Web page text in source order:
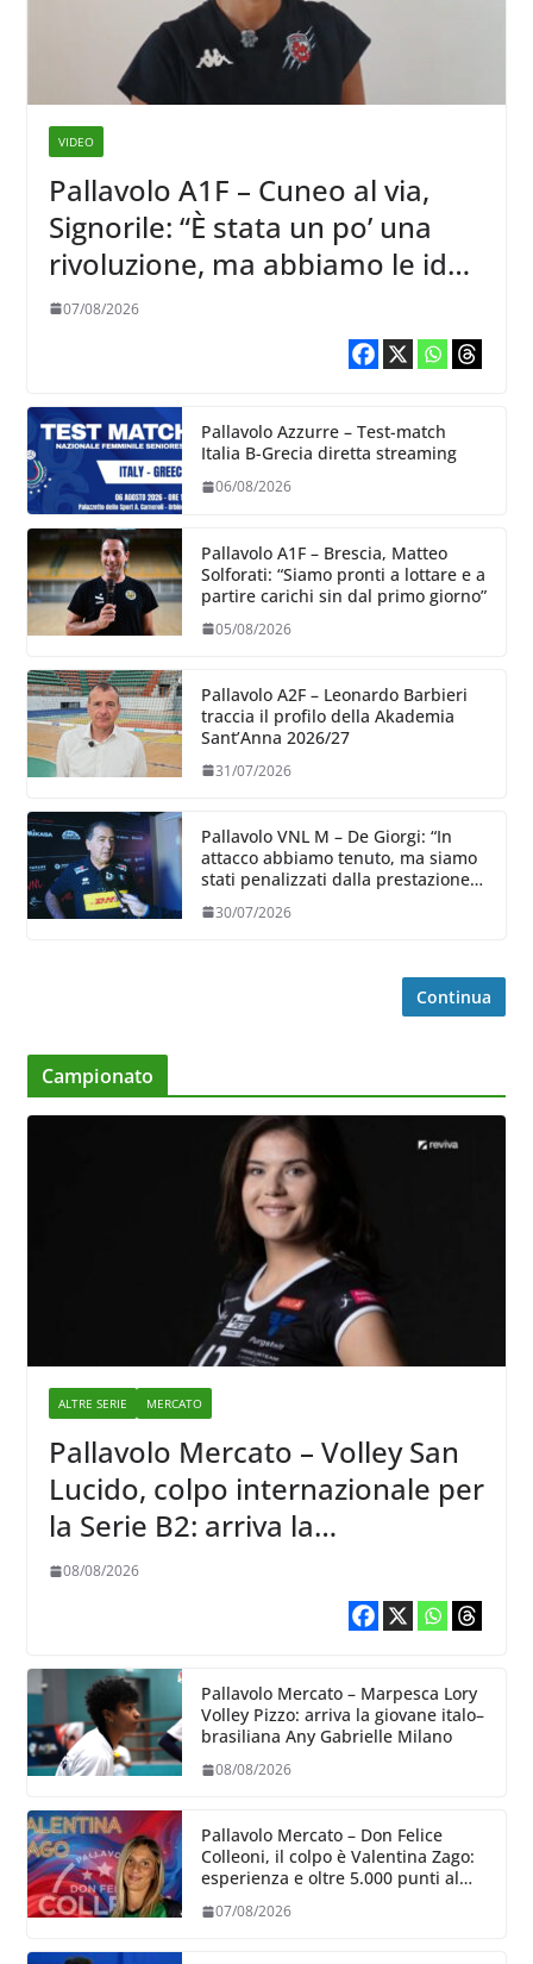
VIDEO
Pallavolo A1F – Cuneo al via,
Signorile: “È stata un po’ una
rivoluzione, ma abbiamo le idee
chiare siu cosa vogliamo fare”
07/08/2026
Pallavolo Azzurre – Test-match
Italia B-Grecia diretta streaming
06/08/2026
Pallavolo A1F – Brescia, Matteo
Solforati: “Siamo pronti a lottare e a
partire carichi sin dal primo giorno”
05/08/2026
Pallavolo A2F – Leonardo Barbieri
traccia il profilo della Akademia
Sant’Anna 2026/27
31/07/2026
Pallavolo VNL M – De Giorgi: “In
attacco abbiamo tenuto, ma siamo
stati penalizzati dalla prestazione
30/07/2026
Continua
Campionato
ALTRE SERIE MERCATO
Pallavolo Mercato – Volley San
Lucido, colpo internazionale per
la Serie B2: arriva la
schiacciatrice lettone Kristine
08/08/2026
Pallavolo Mercato – Marpesca Lory
Volley Pizzo: arriva la giovane italo–
brasiliana Any Gabrielle Milano
08/08/2026
Pallavolo Mercato – Don Felice
Colleoni, il colpo è Valentina Zago:
esperienza e oltre 5.000 punti al
07/08/2026